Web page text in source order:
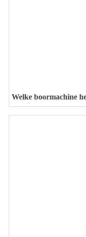
Welke boormachine